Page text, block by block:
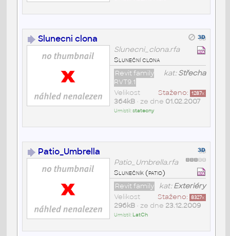
Slunecni clona
Slunecni_clona.rfa
Sluneční clona
kat:Střecha
Revit family
RVT9.1
Staženo: 1287x
Velikost
364kB• ze dne 01.02.2007
Umístil:statecny
Patio_Umbrella
Patio_Umbrella.rfa
Slunečník (patio)
kat:Exteriéry
Revit family
Staženo: 8327x
Velikost
296kB• ze dne 23.12.2009
Umístil: LatCh